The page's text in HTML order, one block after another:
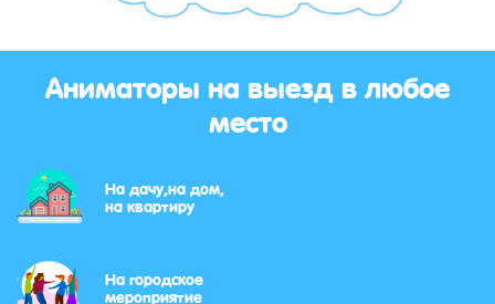
Аниматоры на выезд в любое
место
На дачу,на дом,
на квартиру
На городское
мероприятие